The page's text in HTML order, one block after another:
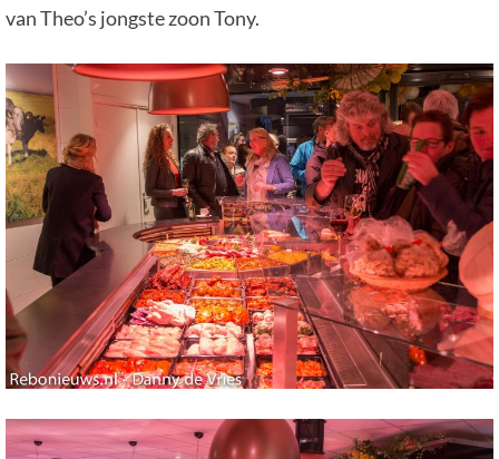
van Theo’s jongste zoon Tony.